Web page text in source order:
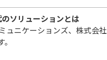
ソリューションとは
ュニケーションズ、株式会社